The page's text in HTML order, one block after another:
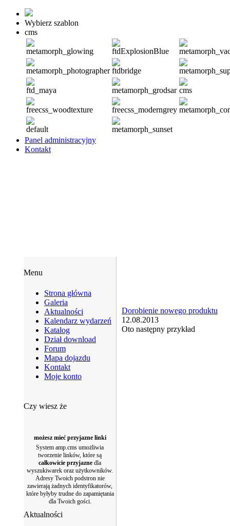
Wybierz szablon
cms
metamorph_glowing ftdExplosionBlue
metamorph_photographer ftdbridge
ftd_maya metamorph_grodsar cms
freecss_woodtexture freecss_moderngrey
default
metamorph_sunset
Panel administracyjny
Kontakt
Menu
Strona główna
Galeria
Aktualności
Kalendarz wydarzeń
Katalog
Dział download
Forum
Mapa dojazdu
Kontakt
Moje konto
Czy wiesz że
możesz mieć przyjazne linki
System amp.cms umożliwia
tworzenie linków, które są
całkowicie przyjazne dla
wyszukiwarek oraz użytkowników.
Adresy Twoich podstron nie
zawierają żadnych identyfikatorów,
które byłyby trudne do zapamiętania
dla Twoich gości.
Aktualności
Dorobienie nowego produktu
12.08.2013
Oto następny przykład